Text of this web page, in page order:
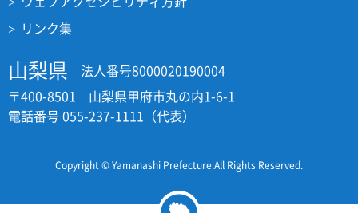
リンク集
山梨県
法人番号8000020190004
〒400-8501 山梨県甲府市丸の内1-6-1
電話番号 055-237-1111（代表）
Copyright © Yamanashi Prefecture.All Rights Reserved.